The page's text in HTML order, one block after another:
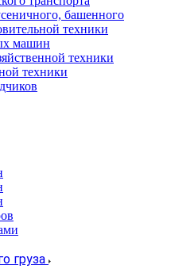
башенного
техники
машин
техники
техники
груза